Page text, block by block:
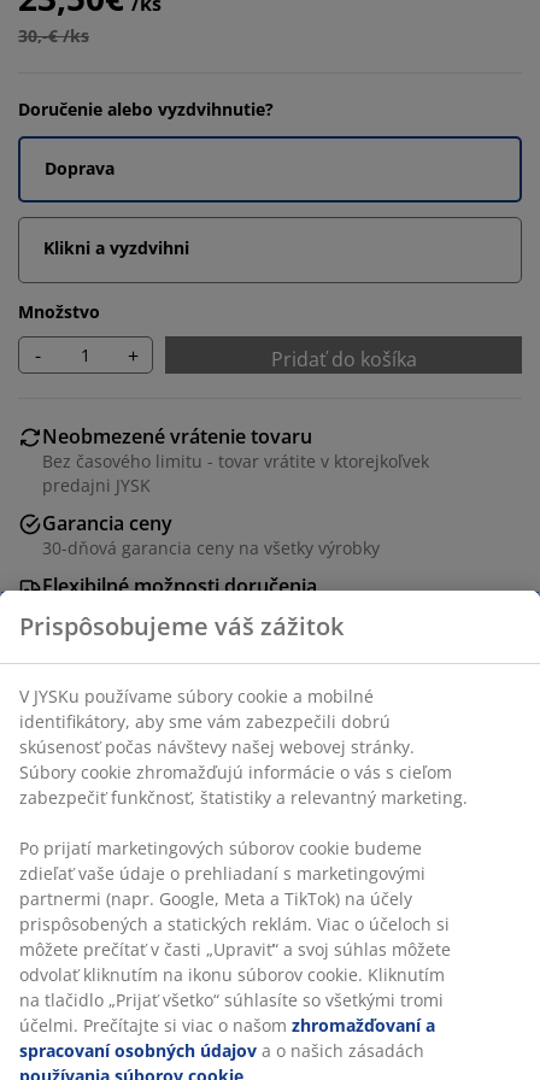
30,-€ /ks
Doručenie alebo vyzdvihnutie?
Doprava
Klikni a vyzdvihni
Množstvo
- + Pridať do košíka
Neobmezené vrátenie tovaru
Bez časového limitu - tovar vrátite v ktorejkoľvek
predajni JYSK
Garancia ceny
30-dňová garancia ceny na všetky výrobky
Flexibilné možnosti doručenia
Rýchle a jednoduché doručenie podľa vášho výberu
SKU: 4700025
Návod na montáž
Špecifikácie
Hodnotenia
(8)
Prispôsobujeme váš zážitok
V JYSKu používame súbory cookie a mobilné
identifikátory, aby sme vám zabezpečili dobrú
skúsenosť počas návštevy našej webovej stránky.
Súbory cookie zhromažďujú informácie o vás s cieľom
zabezpečiť funkčnosť, štatistiky a relevantný marketing.
Po prijatí marketingových súborov cookie budeme
zdieľať vaše údaje o prehliadaní s marketingovými
partnermi (napr. Google, Meta a TikTok) na účely
prispôsobených a statických reklám. Viac o účeloch si
môžete prečítať v časti „Upraviť“ a svoj súhlas môžete
odvolať kliknutím na ikonu súborov cookie. Kliknutím
na tlačidlo „Prijať všetko“ súhlasíte so všetkými tromi
účelmi. Prečítajte si viac o našom zhromažďovaní a
spracovaní osobných údajov a o našich zásadách